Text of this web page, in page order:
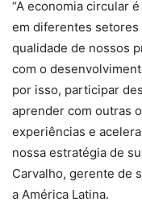
“A economia circular
em diferentes setores
qualidade de nossos
com o
por isso, participar
aprender com outras
experiências e
nossa estratégia de
Carvalho, gerente de
a América Latina.